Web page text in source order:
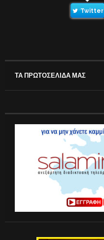
Twitter
ΤΑ ΠΡΩΤΟΣΕΛΙΔΑ ΜΑΣ